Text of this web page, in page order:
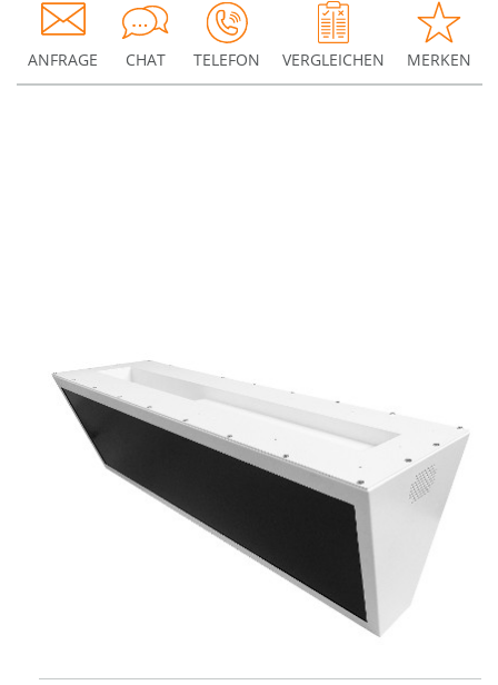
ANFRAGE CHAT TELEFON VERGLEICHEN MERKEN